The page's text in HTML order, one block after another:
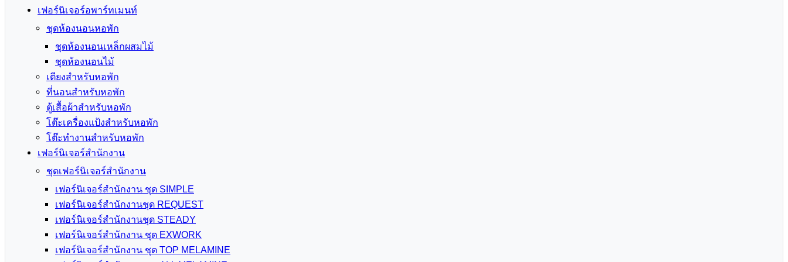
เฟอร์นิเจอร์อพาร์ทเมนท์
ชุดห้องนอนหอพัก
ชุดห้องนอนเหล็กผสมไม้
ชุดห้องนอนไม้
เตียงสำหรับหอพัก
ที่นอนสำหรับหอพัก
ตู้เสื้อผ้าสำหรับหอพัก
โต๊ะเครื่องแป้งสำหรับหอพัก
โต๊ะทำงานสำหรับหอพัก
เฟอร์นิเจอร์สำนักงาน
ชุดเฟอร์นิเจอร์สำนักงาน
เฟอร์นิเจอร์สำนักงาน ชุด SIMPLE
เฟอร์นิเจอร์สำนักงานชุด REQUEST
เฟอร์นิเจอร์สำนักงานชุด STEADY
เฟอร์นิเจอร์สำนักงาน ชุด EXWORK
เฟอร์นิเจอร์สำนักงาน ชุด TOP MELAMINE